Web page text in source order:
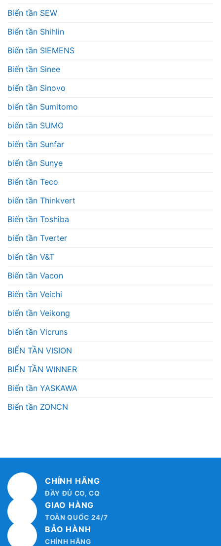
Biến tần SEW
Biến tần Shihlin
Biến tần SIEMENS
Biến tần Sinee
biến tần Sinovo
biến tần Sumitomo
biến tần SUMO
biến tần Sunfar
biến tần Sunye
Biến tần Teco
biến tần Thinkvert
Biến tần Toshiba
biến tần Tverter
biến tần V&T
Biến tần Vacon
Biến tần Veichi
biến tần Veikong
biến tần Vicruns
BIẾN TẦN VISION
BIẾN TẦN WINNER
Biến tần YASKAWA
Biến tần ZONCN
CHÍNH HÃNG
ĐẦY ĐỦ CO, CQ
GIAO HÀNG
TOÀN QUỐC 24/7
BẢO HÀNH
CHÍNH HÃNG